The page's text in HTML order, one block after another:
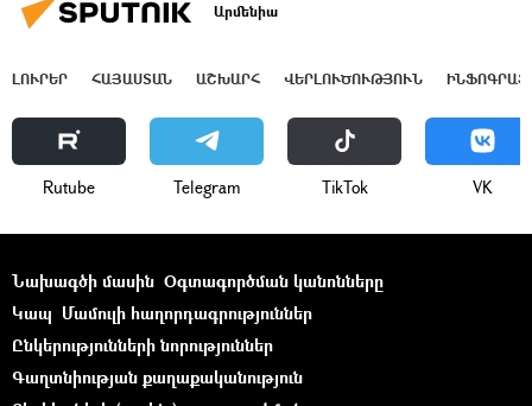
Արմենիա
ԼՈՒՐԵՐ ՀԱՅԱՍՏԱՆ ԱՇԽԱՐՀ ՎԵՐԼՈՒԾՈՒԹՅՈՒՆ
Rutube Telegram ТikТоk VK
Նախագծի մասին Օգտագործման կանոնները
Կապ Մամուլի հաղորդագրություններ
Ընկերությունների նորություններ
Գաղտնիության քաղաքականություն